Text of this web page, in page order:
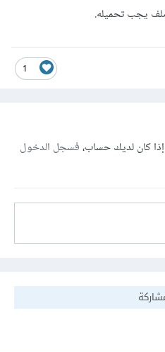
ملف يجب تحميله.
1
كان لديك حساب،فسجل الدخول